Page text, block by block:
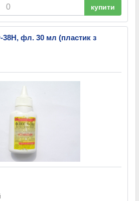
купити
фл. 30 мл (пластик з